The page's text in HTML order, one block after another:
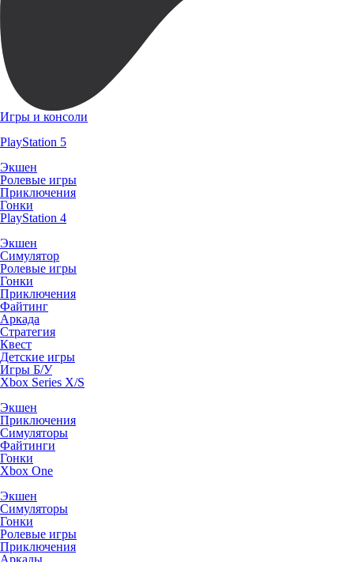
Игры и консоли
PlayStation 5
Экшен
Ролевые игры
Приключения
Гонки
PlayStation 4
Экшен
Симулятор
Ролевые игры
Гонки
Приключения
Файтинг
Аркада
Стратегия
Квест
Детские игры
Игры Б/У
Xbox Series X/S
Экшен
Приключения
Симуляторы
Файтинги
Гонки
Xbox One
Экшен
Симуляторы
Гонки
Ролевые игры
Приключения
Аркады